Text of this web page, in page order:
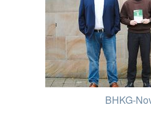
BHKG-